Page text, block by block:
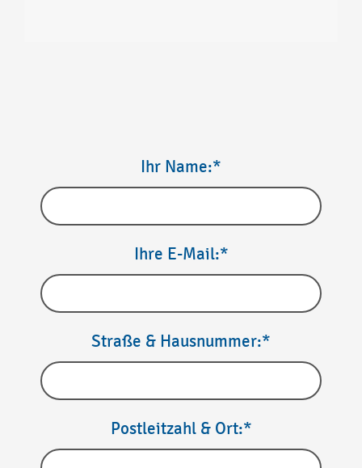
Ihr Name:*
Ihre E-Mail:*
Straße & Hausnummer:*
Postleitzahl & Ort:*